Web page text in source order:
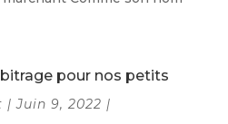
pour nos petits
|Juin 9, 2022 |